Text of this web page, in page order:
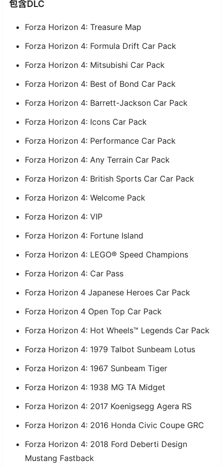
包含DLC
Forza Horizon 4: Treasure Map
Forza Horizon 4: Formula Drift Car Pack
Forza Horizon 4: Mitsubishi Car Pack
Forza Horizon 4: Best of Bond Car Pack
Forza Horizon 4: Barrett-Jackson Car Pack
Forza Horizon 4: Icons Car Pack
Forza Horizon 4: Performance Car Pack
Forza Horizon 4: Any Terrain Car Pack
Forza Horizon 4: British Sports Car Car Pack
Forza Horizon 4: Welcome Pack
Forza Horizon 4: VIP
Forza Horizon 4: Fortune Island
Forza Horizon 4: LEGO® Speed Champions
Forza Horizon 4: Car Pass
Forza Horizon 4 Japanese Heroes Car Pack
Forza Horizon 4 Open Top Car Pack
Forza Horizon 4: Hot Wheels™ Legends Car Pack
Forza Horizon 4: 1979 Talbot Sunbeam Lotus
Forza Horizon 4: 1967 Sunbeam Tiger
Forza Horizon 4: 1938 MG TA Midget
Forza Horizon 4: 2017 Koenigsegg Agera RS
Forza Horizon 4: 2016 Honda Civic Coupe GRC
Forza Horizon 4: 2018 Ford Deberti Design
Mustang Fastback